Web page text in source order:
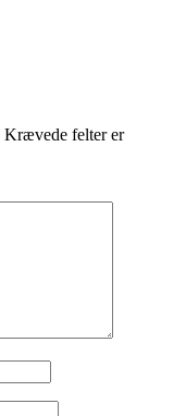
Krævede felter er